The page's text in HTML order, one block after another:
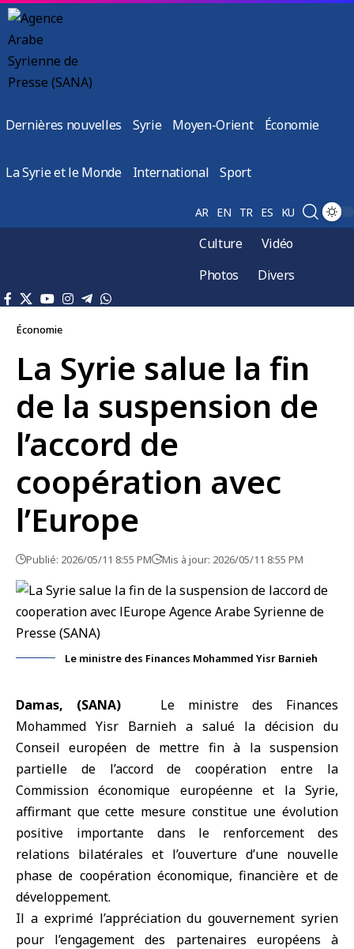
Dernières nouvelles Syrie Moyen-Orient Économie
La Syrie et le Monde International Sport
AR EN TR ES KU
Culture
Vidéo
Photos
Divers
Économie
La Syrie salue la fin
de la suspension de
l’accord de
coopération avec
l’Europe
Publié: 2026/05/11 8:55 PM Mis à jour: 2026/05/11 8:55 PM
Le ministre des Finances Mohammed Yisr Barnieh
Damas, (SANA)
Le ministre des Finances
Mohammed Yisr Barnieh a salué la décision du
Conseil européen de mettre fin à la suspension
partielle de l’accord de coopération entre la
Commission économique européenne et la Syrie,
affirmant que cette mesure constitue une évolution
positive importante dans le renforcement des
relations bilatérales et l’ouverture d’une nouvelle
phase de coopération économique, financière et de
développement.
Il a exprimé l’appréciation du gouvernement syrien
pour l’engagement des partenaires européens à